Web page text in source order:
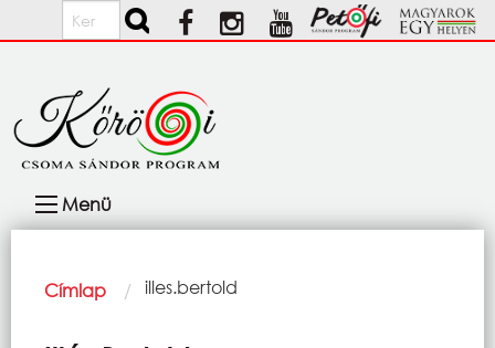
Ugrás a tartalomra
Keresés
navigáció
Menü
Morzsa
Címlap Current:
illes.bertold